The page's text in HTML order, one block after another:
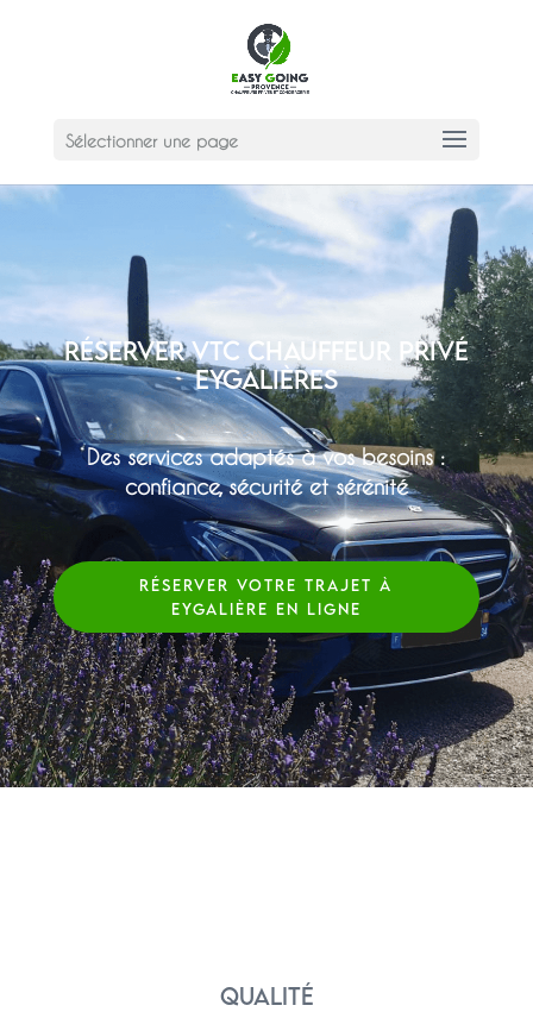
Sélectionner une page
Réserver VTC Chauffeur privé
Eygalières
Des services adaptés à vos besoins :
confiance, sécurité et sérénité
RÉSERVER VOTRE TRAJET À
EYGALIÈRE EN LIGNE
Qualité